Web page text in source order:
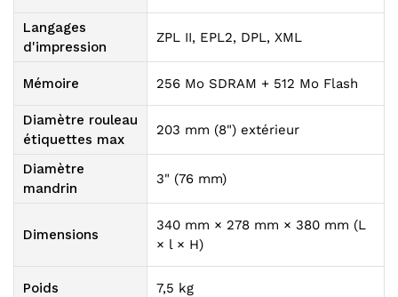
Langages
d'impression
ZPL II, EPL2, DPL, XML
Mémoire 256 Mo SDRAM + 512 Mo Flash
Diamètre rouleau
étiquettes max
203 mm (8") extérieur
Diamètre
mandrin
3" (76 mm)
Dimensions
340 mm × 278 mm × 380 mm (L
× l × H)
Poids 7,5 kg